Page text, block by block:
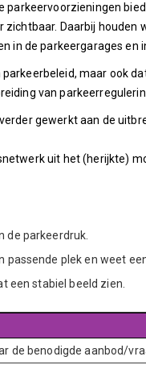
parkeervoorzieningen
Daarbij houden
in de parkeergarages
maar ook
van
gewerkt aan de
uit het (herijkte)
de parkeerdruk.
passende plek en weet
een stabiel beeld zien.
de benodigde aanbod/